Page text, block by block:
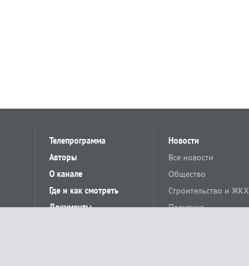
Телепрограмма
Авторы
О канале
Где и как смотреть
Документы
Новости
Все новости
Общество
Строительство и ЖКХ
Политика